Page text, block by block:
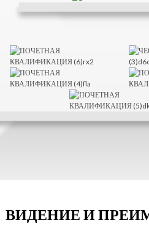
ВИДЕНИЕ И